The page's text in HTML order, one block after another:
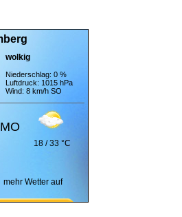
wolkig
Niederschlag: 0 %
Luftdruck: 1015 hPa
Wind: 8 km/h SO
MO
18 / 33 °C
mehr Wetter auf